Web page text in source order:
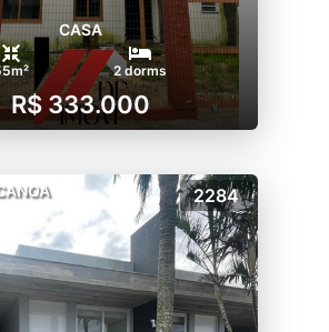
CASA
2 dorms
R$ 333.000
2284